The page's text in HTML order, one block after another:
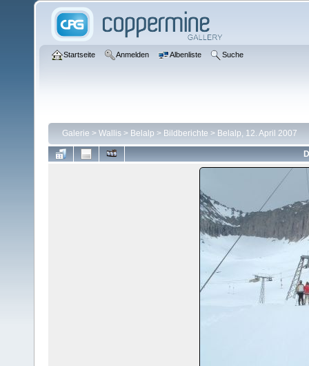
Startseite Anmelden Albenliste Suche
Galerie > Wallis > Belalp > Bildberichte > Belalp, 12. April 2007